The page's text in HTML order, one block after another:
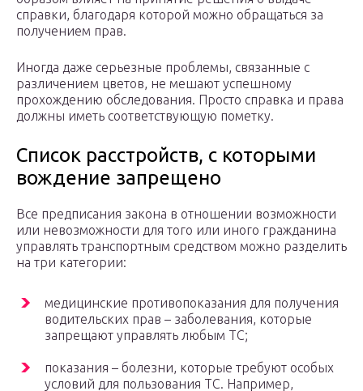
справки, благодаря которой можно обращаться за
получением прав.
Иногда даже серьезные проблемы, связанные с
различением цветов, не мешают успешному
прохождению обследования. Просто справка и права
должны иметь соответствующую пометку.
Список расстройств, с которыми
вождение запрещено
Все предписания закона в отношении возможности
или невозможности для того или иного гражданина
управлять транспортным средством можно разделить
на три категории:
медицинские противопоказания для получения
водительских прав – заболевания, которые
запрещают управлять любым ТС;
показания – болезни, которые требуют особых
условий для пользования ТС. Например,